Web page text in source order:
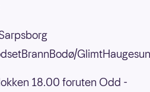
18.00 foruten Odd -